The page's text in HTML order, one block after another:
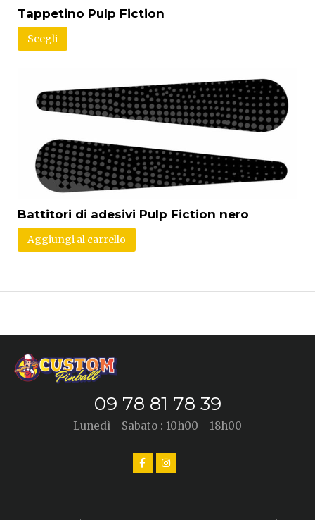
Tappetino Pulp Fiction
Scegli
Battitori di adesivi Pulp Fiction nero
Aggiungi al carrello
09 78 81 78 39
Lunedì - Sabato : 10h00 - 18h00